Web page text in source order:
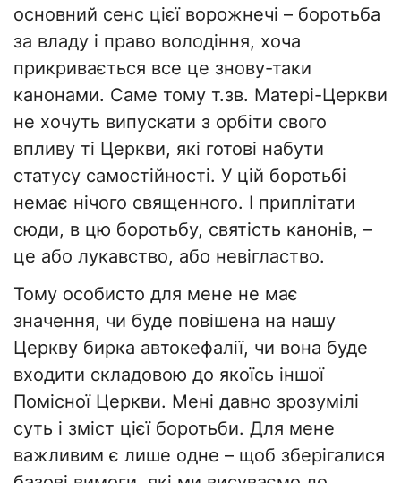
основний сенс цієї ворожнечі – боротьба
за владу і право володіння, хоча
прикривається все це знову-таки
канонами. Саме тому т.зв. Матері-Церкви
не хочуть випускати з орбіти свого
впливу ті Церкви, які готові набути
статусу самостійності. У цій боротьбі
немає нічого священного. І приплітати
сюди, в цю боротьбу, святість канонів, –
це або лукавство, або невігластво.
Тому особисто для мене не має
значення, чи буде повішена на нашу
Церкву бирка автокефалії, чи вона буде
входити складовою до якоїсь іншої
Помісної Церкви. Мені давно зрозумілі
суть і зміст цієї боротьби. Для мене
важливим є лише одне – щоб зберігалися